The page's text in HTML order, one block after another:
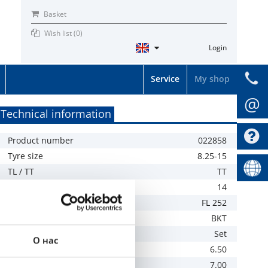
О нас
Basket
Wish list (0)
Login
My shop
Service
Technical information
Product number
022858
Tyre size
8.25-15
TL / TT
TT
14
FL 252
BKT
Set
6.50
7.00
@